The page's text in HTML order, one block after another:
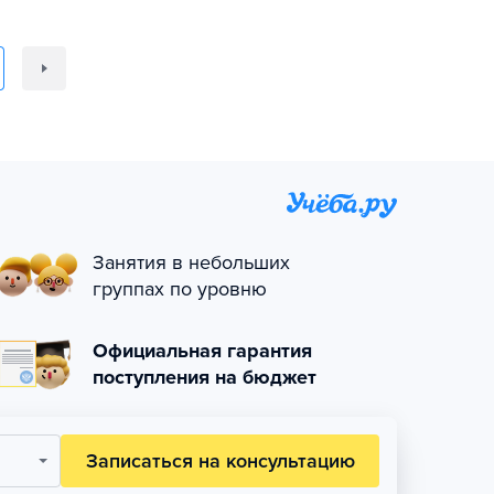
Занятия в небольших
группах по уровню
Официальная гарантия
поступления на бюджет
Записаться на консультацию